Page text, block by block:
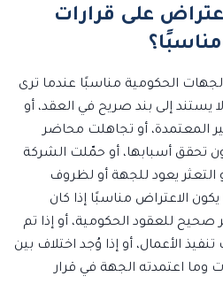
على قرارات
الحكومية مناسبًا عندما ترى
يستند إلى بند صريح في العقد، أو
المعتمدة، أو تجاهلت محاضر
تحقق أسبابها، أو حمّلت الشركة
التعثر يعود للجهة أو لظروف
الاعتراض مناسبًا إذا كان
للعقود الحكومية، أو إذا تم
الأعمال، أو إذا وُجد اختلاف بين
اعتمدته الجهة في قرار